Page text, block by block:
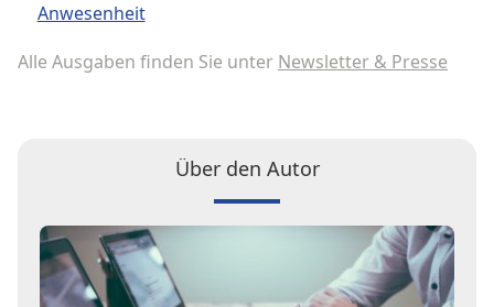
Anwesenheit
Alle Ausgaben finden Sie unter Newsletter & Presse
Über den Autor